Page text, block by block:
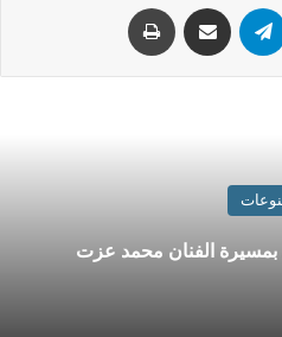
بمسيرة الفنان محمد عزت